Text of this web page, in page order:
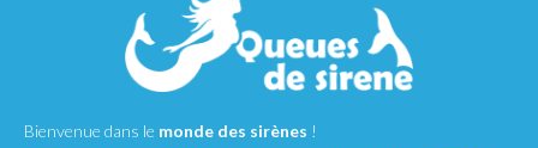
Bienvenue dans le monde des sirènes !